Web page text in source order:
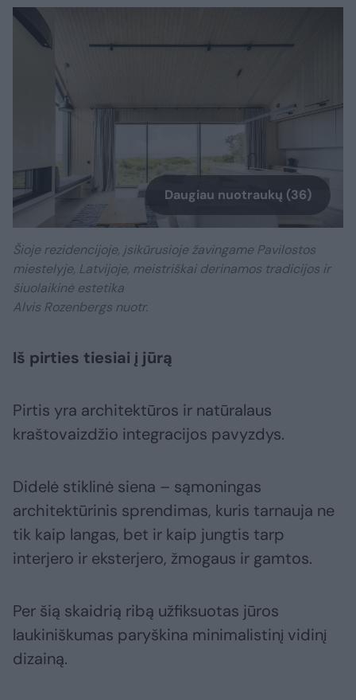
Daugiau nuotraukų (36)
Šioje rezidencijoje, įsikūrusioje žavingame Pavilostos
miestelyje, Latvijoje, meistriškai derinamos tradicijos ir
šiuolaikinė estetika
Alvis Rozenbergs nuotr.
Iš pirties tiesiai į jūrą
Pirtis yra architektūros ir natūralaus
kraštovaizdžio integracijos pavyzdys.
Didelė stiklinė siena – sąmoningas
architektūrinis sprendimas, kuris tarnauja ne
tik kaip langas, bet ir kaip jungtis tarp
interjero ir eksterjero, žmogaus ir gamtos.
Per šią skaidrią ribą užfiksuotas jūros
laukiniškumas paryškina minimalistinį vidinį
dizainą.